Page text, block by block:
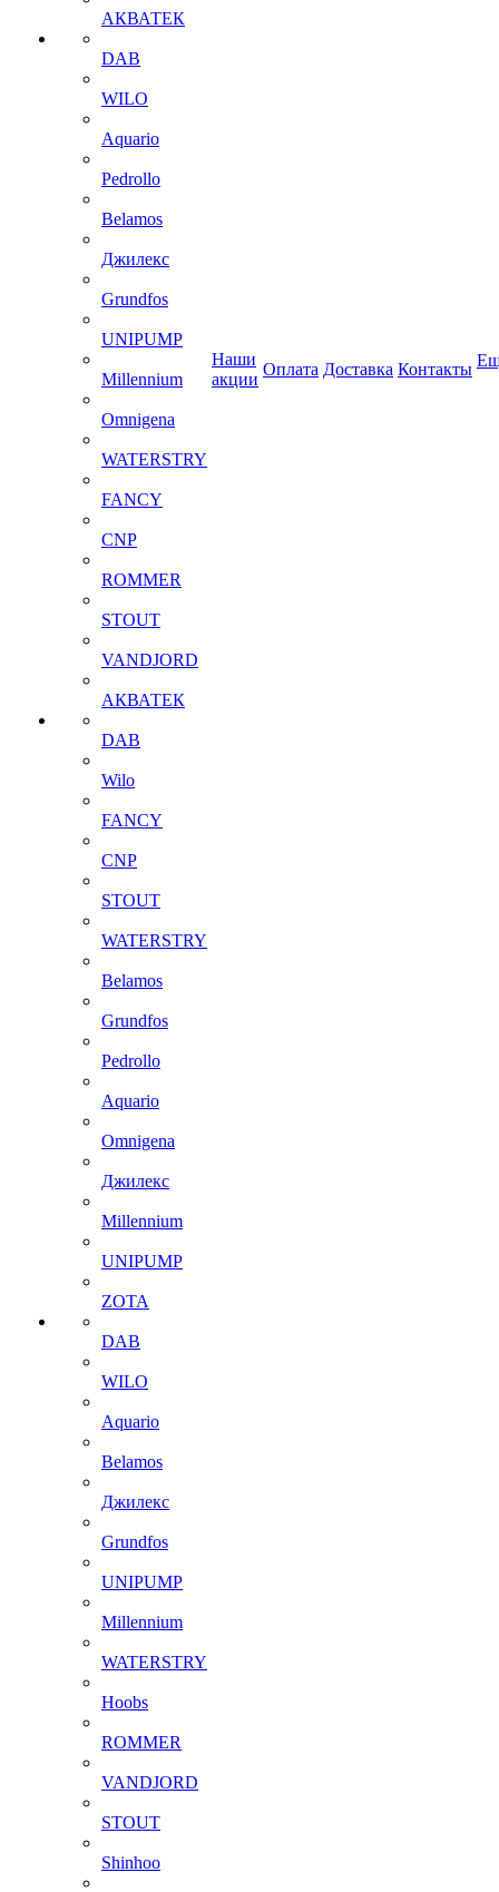
АКВАТЕК
DAB
WILO
Aquario
Pedrollo
Belamos
Джилекс
Grundfos
UNIPUMP
Millennium
Omnigena
WATERSTRY
FANCY
CNP
ROMMER
STOUT
VANDJORD
АКВАТЕК
DAB
Wilo
FANCY
CNP
STOUT
WATERSTRY
Belamos
Grundfos
Pedrollo
Aquario
Omnigena
Джилекс
Millennium
UNIPUMP
ZOTA
DAB
WILO
Aquario
Belamos
Джилекс
Grundfos
UNIPUMP
Millennium
WATERSTRY
Hoobs
ROMMER
VANDJORD
STOUT
Shinhoo
Наши
акции
Оплата Доставка Контакты